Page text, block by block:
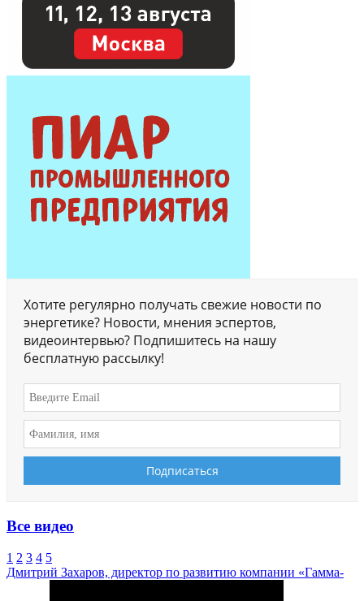
Хотите регулярно получать свежие новости по
энергетике? Новости, мнения эспертов,
видеоинтервью? Подпишитесь на нашу
бесплатную рассылку!
Все видео
1 2 3 4 5
Дмитрий Захаров, директор по развитию компании «Гамма-